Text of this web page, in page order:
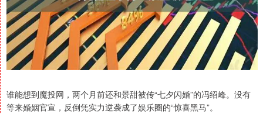
谁能想到魔投网，两个月前还和景甜被传“七夕闪婚”的冯绍峰。没有
等来婚姻官宣，反倒凭实力逆袭成了娱乐圈的“惊喜黑马”。